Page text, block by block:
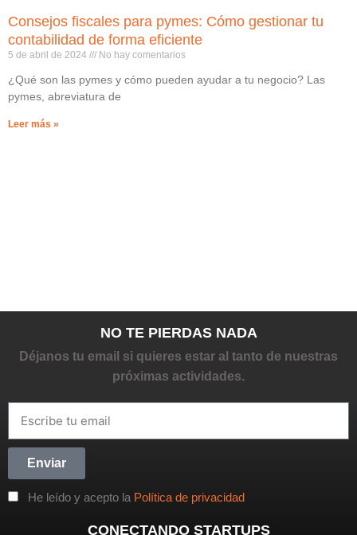
Consejos fiscales para pymes: Cómo gestionar tu
contabilidad de forma eficiente
5 de abril de 2024 No hay comentarios
¿Qué son las pymes y cómo pueden ayudar a tu negocio? Las
pymes, abreviatura de
Leer más »
NO TE PIERDAS NADA
Déjanos tu email si quieres estar al tanto de nuestras
próximas actividades.
He leído y acepto la Política de privacidad
Enviar
CONECTANDO STARTUPS